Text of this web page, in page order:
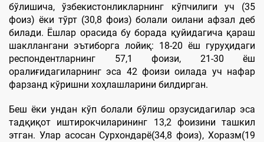
бўлишича, ўзбекистонликларнинг кўпчилиги уч (35
фоиз) ёки тўрт (30,8 фоиз) болали оилани афзал деб
билади. Ёшлар орасида бу борада қуйидагича қараш
шакллангани эътиборга лойиқ: 18-20 ёш гуруҳидаги
респондентларнинг 57,1 фоизи, 21-30 ёш
оралиғидагиларнинг эса 42 фоизи оилада уч нафар
фарзанд кўришни хоҳлашларини билдирган.
Беш ёки ундан кўп болали бўлиш орзусидагилар эса
тадқиқот иштирокчиларининг 13,2 фоизини ташкил
этган. Улар асосан Сурхондарё(34,8 фоиз), Хоразм(19